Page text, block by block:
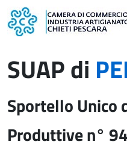
SUAP di
Sportello Unico
Produttive n°